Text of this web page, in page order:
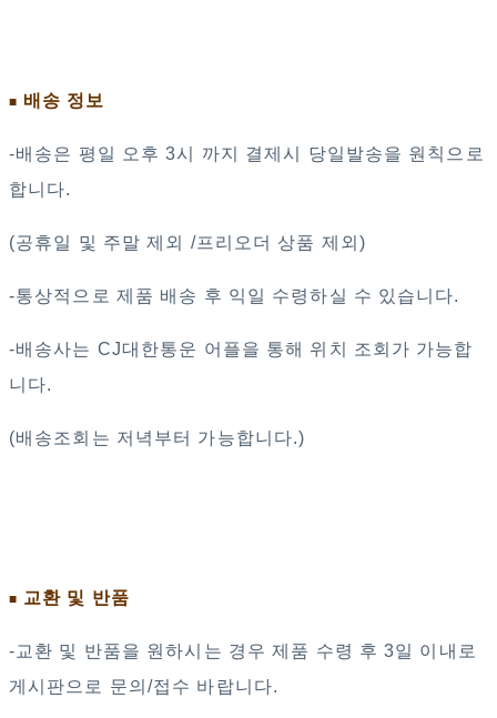
■ 배송 정보
-배송은 평일 오후 3시 까지 결제시 당일발송을 원칙으로
합니다.
(공휴일 및 주말 제외 /프리오더 상품 제외)
-통상적으로 제품 배송 후 익일 수령하실 수 있습니다.
-배송사는 CJ대한통운 어플을 통해 위치 조회가 가능합
니다.
(배송조회는 저녁부터 가능합니다.)
■ 교환 및 반품
-교환 및 반품을 원하시는 경우 제품 수령 후 3일 이내로
게시판으로 문의/접수 바랍니다.